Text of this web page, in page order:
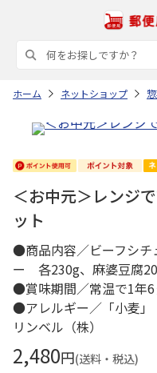
ホーム ネットショップ
＜お中元＞レンジ
ット
●商品内容／ビーフシチ
ー 各230g、麻婆豆腐
●賞味期間／常温で1年
●アレルギー／「小麦
リンベル（株）
2,480円(送料・税込)